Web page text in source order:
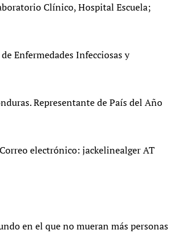
Clínico, Hospital Escuela;
Enfermedades Infecciosas y
Representante de País del Año
electrónico: jackelinealger AT
en el que no mueran más personas